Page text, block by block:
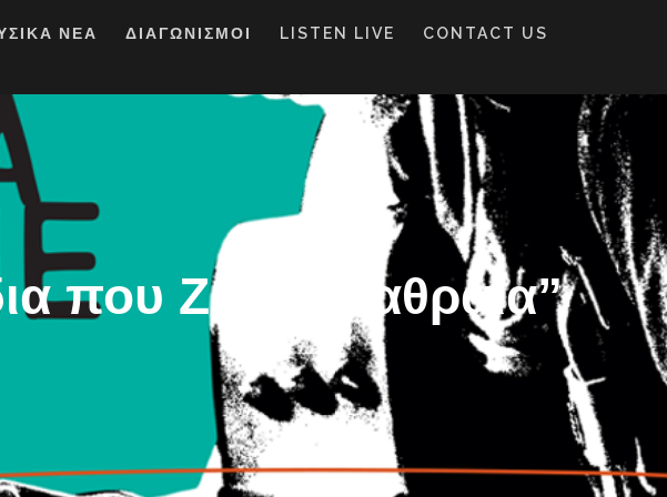
ΝΕΑ ΔΙΑΓΩΝΙΣΜΟΙ LISTEN LIVE CONTACT US
που Ζούνε Λαθραία”